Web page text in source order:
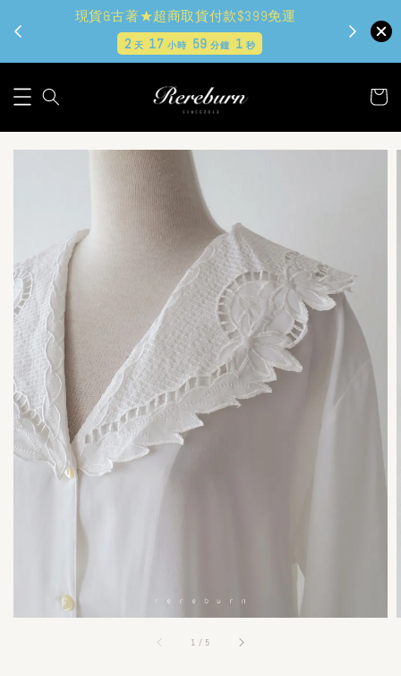
現貨&古著★超商取貨付款$399免運
2 天 17小時 59分鐘 0 秒
1 /5